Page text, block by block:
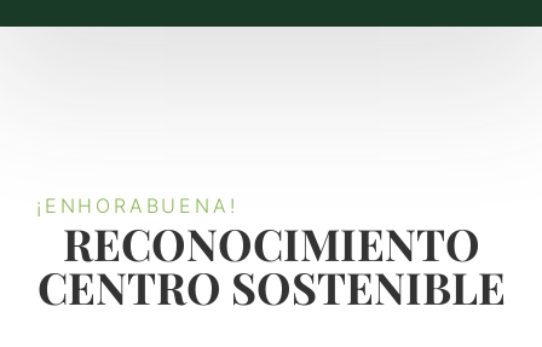
¡ENHORABUENA!
RECONOCIMIENTO
CENTRO SOSTENIBLE​